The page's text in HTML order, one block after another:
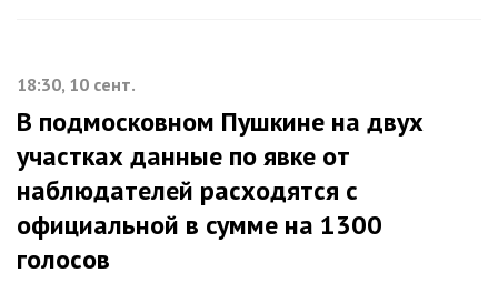
18:30, 10 сент.
В подмосковном Пушкине на двух
участках данные по явке от
наблюдателей расходятся с
официальной в сумме на 1300
голосов